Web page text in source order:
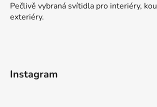
Pečlivě vybraná svítidla pro interiéry,
exteriéry.
Instagram